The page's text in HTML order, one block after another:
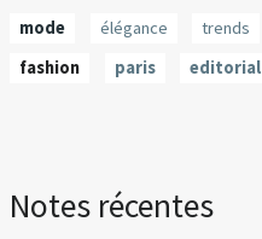
mode élégance trends
fashion
paris editorial
Notes récentes